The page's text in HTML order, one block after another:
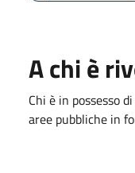
A chi è
Chi è in possesso
aree pubbliche in